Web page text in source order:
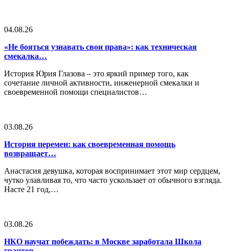
04.08.26
«Не бояться узнавать свои права»: как техническая
смекалка…
История Юрия Глазова – это яркий пример того, как
сочетание личной активности, инженерной смекалки и
своевременной помощи специалистов…
03.08.26
История перемен: как своевременная помощь
возвращает…
Анастасия девушка, которая воспринимает этот мир сердцем,
чутко улавливая то, что часто ускользает от обычного взгляда.
Насте 21 год,…
03.08.26
НКО научат побеждать: в Москве заработала Школа